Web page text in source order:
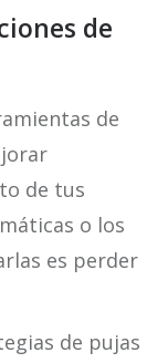
de
de
de tus
o los
es perder
de pujas